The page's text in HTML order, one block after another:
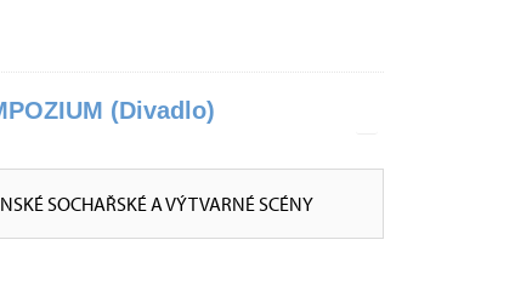
(Divadlo)
SOCHAŘSKÉ A VÝTVARNÉ SCÉNY